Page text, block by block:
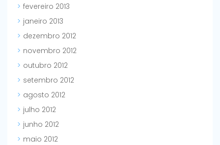
fevereiro 2013
janeiro 2013
dezembro 2012
novembro 2012
outubro 2012
setembro 2012
agosto 2012
julho 2012
junho 2012
maio 2012